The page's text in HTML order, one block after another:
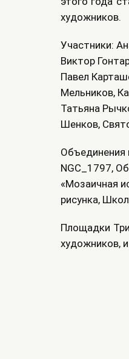
художников.
Участники:
Виктор
Павел
Мельников,
Татьяна
Шенков,
Объединения
NGC_1797,
«Мозаичная
рисунка,
Площадки
художников,